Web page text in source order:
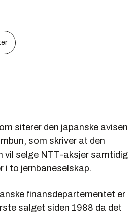
siterer den japanske avisen
som skriver at den
vil selge NTT-aksjer samtidig
i to jernbaneselskap.
finansdepartementet er
salget siden 1988 da det